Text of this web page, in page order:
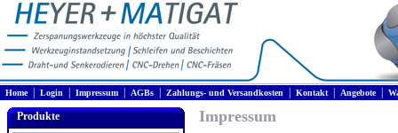
Home| Login Impressum AGBs Zahlungs- und Versandkosten Kontakt| Angebote|
Produkte Impressum